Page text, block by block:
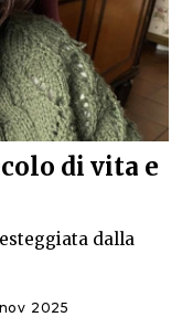
di vita e
dalla
2025